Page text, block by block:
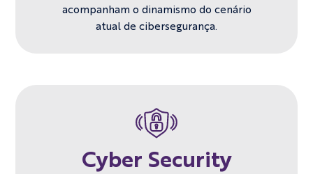
acompanham o dinamismo do cenário
atual de ​cibersegurança.​
Cyber Security